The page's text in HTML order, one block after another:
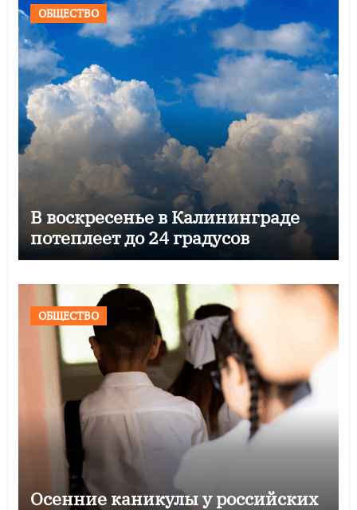
ОБЩЕСТВО
В воскресенье в Калининграде
потеплеет до 24 градусов
ОБЩЕСТВО
Осенние каникулы у российских